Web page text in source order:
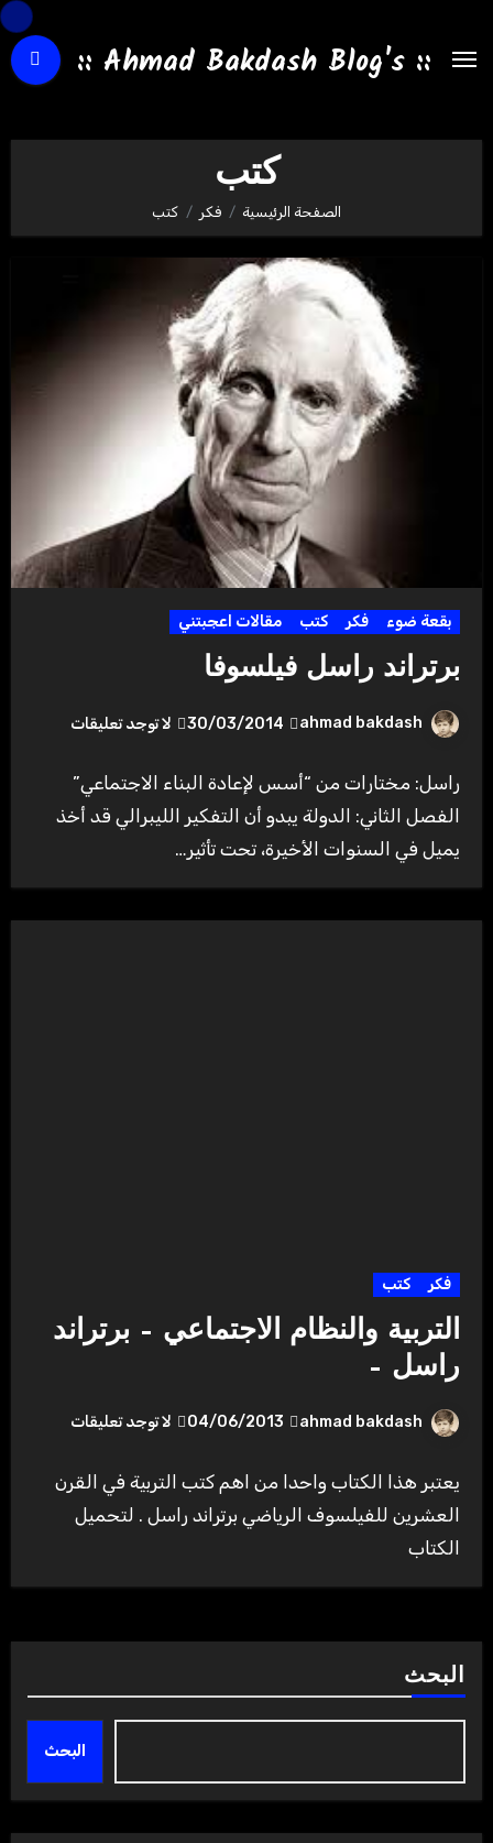
:: Ahmad Bakdash Blog's ::
كتب
الصفحة الرئيسية فكر كتب
بقعة ضوء فكر كتب مقالات اعجبتني
برتراند راسل فيلسوفا
ahmad bakdash
30/03/2014 لا توجد تعليقات
راسل: مختارات من “أسس لإعادة البناء الاجتماعي”
الفصل الثاني: الدولة يبدو أن التفكير الليبرالي قد أخذ
يميل في السنوات الأخيرة‎، تحت تأثير…
فكر كتب
التربية والنظام الاجتماعي – برتراند
راسل –
ahmad bakdash
04/06/2013 لا توجد تعليقات
يعتبر هذا الكتاب واحدا من اهم كتب التربية في القرن
العشرين للفيلسوف الرياضي برتراند راسل . لتحميل
الكتاب
البحث
البحث